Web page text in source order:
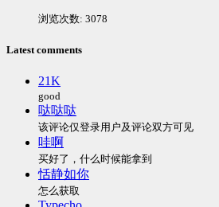
浏览次数: 3078
Latest comments
21K
good
哒哒哒
该评论仅登录用户及评论双方可见
哇啊
买好了，什么时候能拿到
恬静如你
怎么获取